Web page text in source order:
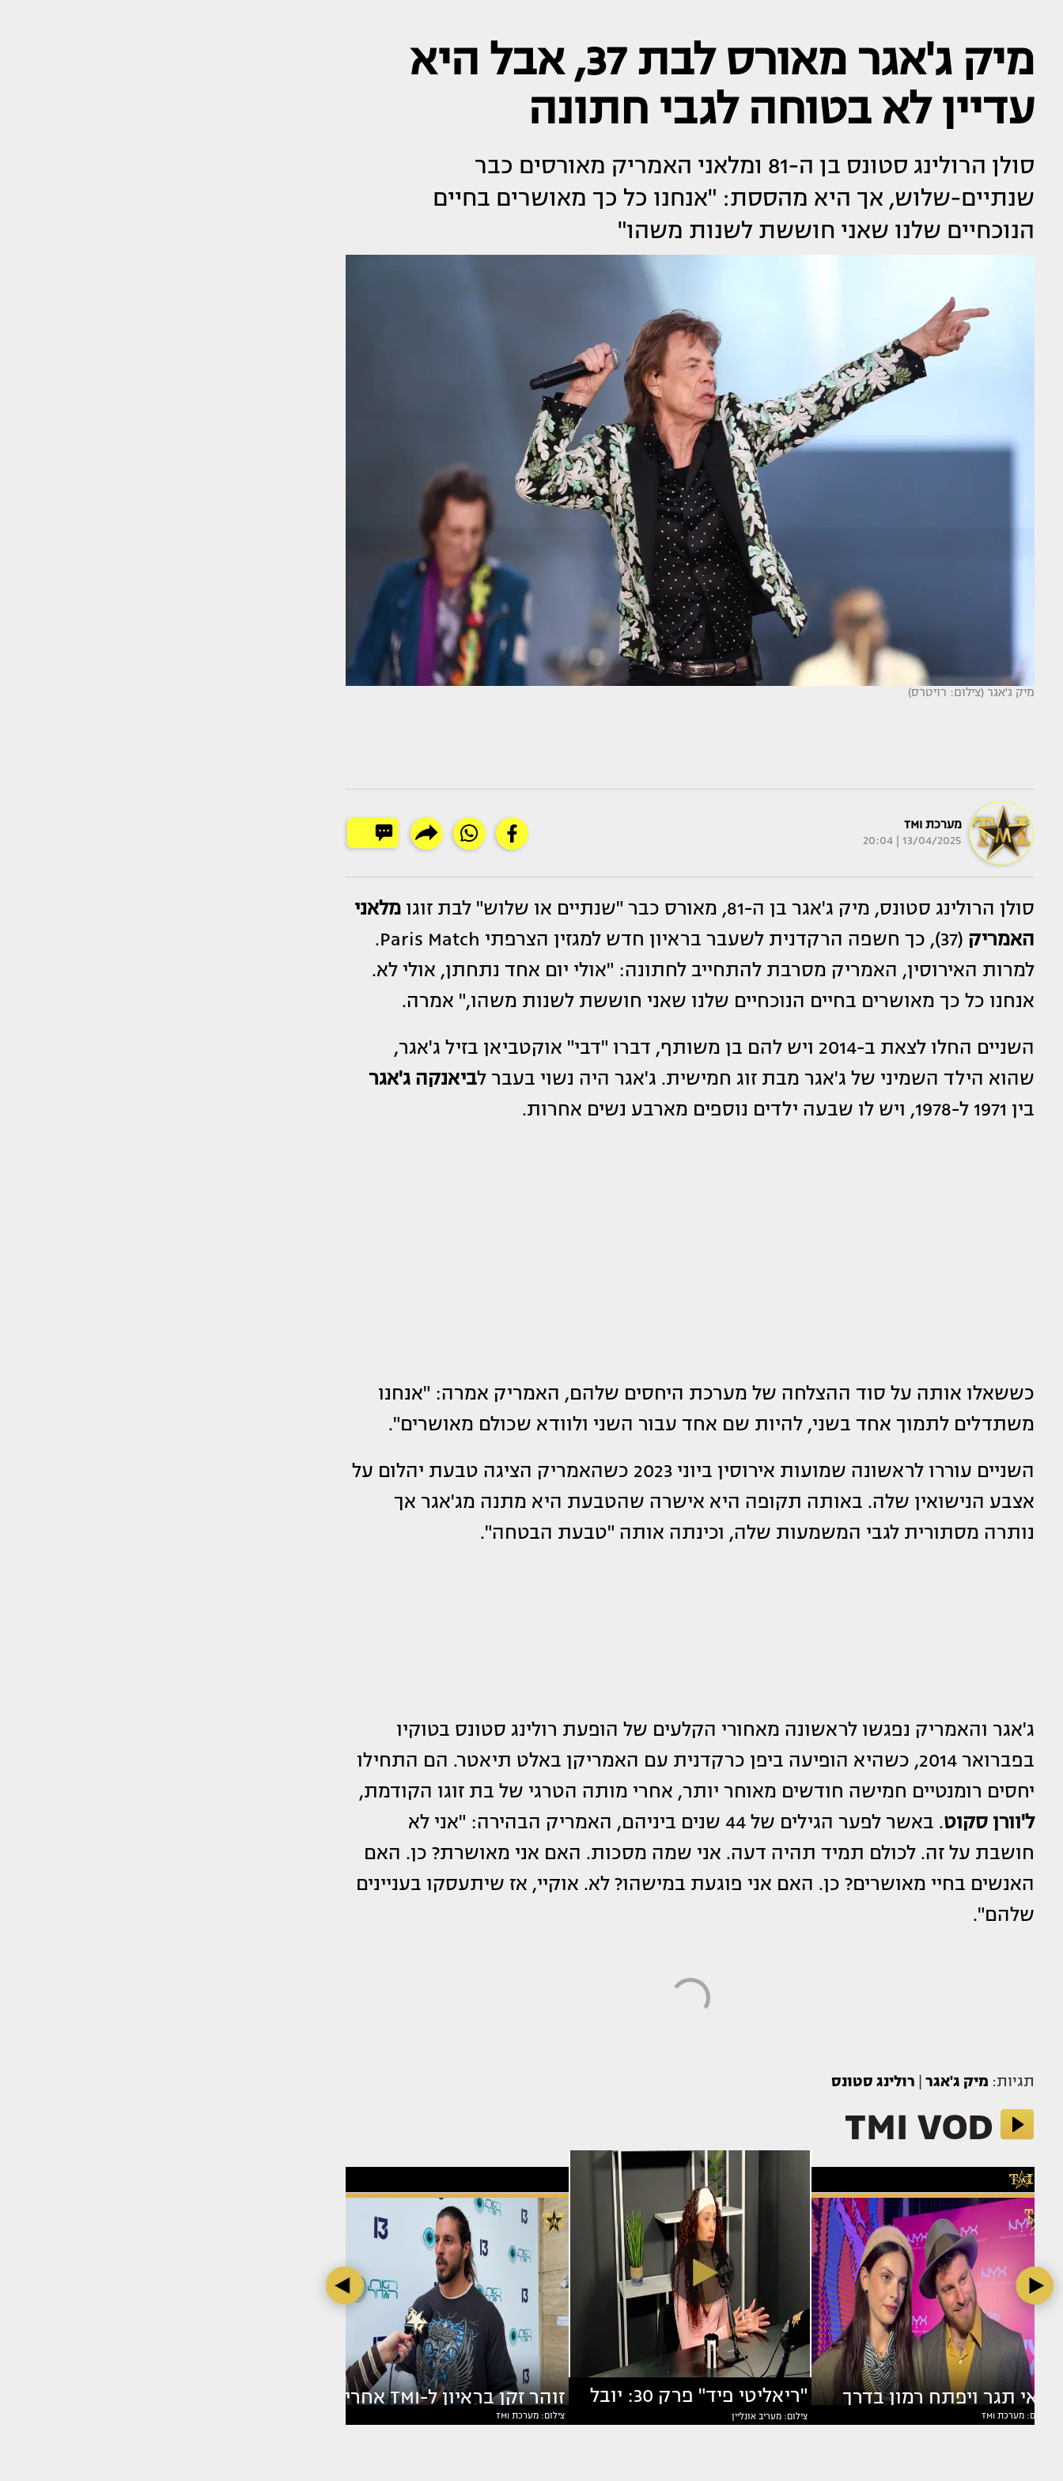
מיק ג'אגר מאורס לבת 37, אבל היא
עדיין לא בטוחה לגבי חתונה
סולן הרולינג סטונס בן ה-81 ומלאני האמריק מאורסים כבר
שנתיים-שלוש, אך היא מהססת: "אנחנו כל כך מאושרים בחיים
הנוכחיים שלנו שאני חוששת לשנות משהו"
מיק ג'אגר (צילום: רויטרס)
מערכת TMI
13/04/2025 | 20:04
סולן הרולינג סטונס, מיק ג'אגר בן ה-81, מאורס כבר "שנתיים או שלוש" לבת זוגו
מלאני
האמריק
(37), כך חשפה הרקדנית לשעבר בראיון חדש למגזין הצרפתי Paris Match.
למרות האירוסין, האמריק מסרבת להתחייב לחתונה: "אולי יום אחד נתחתן, אולי לא.
אנחנו כל כך מאושרים בחיים הנוכחיים שלנו שאני חוששת לשנות משהו," אמרה.
השניים החלו לצאת ב-2014 ויש להם בן משותף, דברו "דבי" אוקטביאן בזיל ג'אגר,
שהוא הילד השמיני של ג'אגר מבת זוג חמישית. ג'אגר היה נשוי בעבר לביאנקה ג'אגר
בין 1971 ל-1978, ויש לו שבעה ילדים נוספים מארבע נשים אחרות.
כששאלו אותה על סוד ההצלחה של מערכת היחסים שלהם, האמריק אמרה: "אנחנו
משתדלים לתמוך אחד בשני, להיות שם אחד עבור השני ולוודא שכולם מאושרים".
השניים עוררו לראשונה שמועות אירוסין ביוני 2023 כשהאמריק הציגה טבעת יהלום על
אצבע הנישואין שלה. באותה תקופה היא אישרה שהטבעת היא מתנה מג'אגר אך
נותרה מסתורית לגבי המשמעות שלה, וכינתה אותה "טבעת הבטחה".
ג'אגר והאמריק נפגשו לראשונה מאחורי הקלעים של הופעת רולינג סטונס בטוקיו
בפברואר 2014, כשהיא הופיעה ביפן כרקדנית עם האמריקן באלט תיאטר. הם התחילו
יחסים רומנטיים חמישה חודשים מאוחר יותר, אחרי מותה הטרגי של בת זוגו הקודמת,
ל'וורן סקוט
. באשר לפער הגילים של 44 שנים ביניהם, האמריק הבהירה: "אני לא
חושבת על זה. לכולם תמיד תהיה דעה. אני שמה מסכות. האם אני מאושרת? כן. האם
האנשים בחיי מאושרים? כן. האם אני פוגעת במישהו? לא. אוקיי, אז שיתעסקו בעניינים
שלהם".
תגיות: מיק ג'אגר רולינג סטונס
TMI VOD
זוהר זקן בראיון ל-TMI אחרי
ההדחה
צילום: מערכת TMI
"ריאליטי פיד" פרק 30: יובל
בוצ'ן מדברת על הכל
צילום: מעריב אונליין
מאי תגר ויפתח רמון בדרך
לשלב הבא?
צילום: מערכת TMI